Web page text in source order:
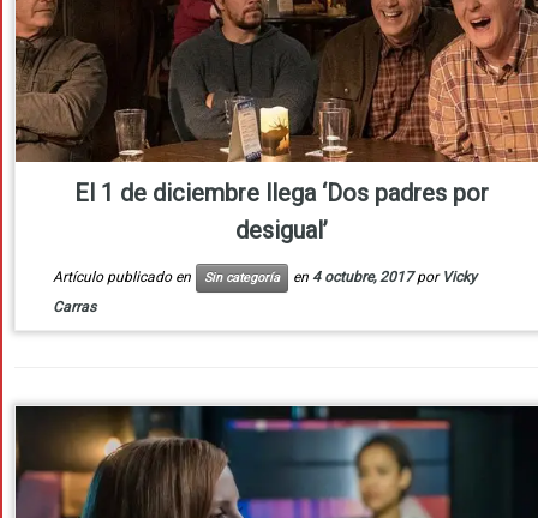
El 1 de diciembre llega ‘Dos padres por
desigual’
Artículo publicado en Sin categoría en 4 octubre, 2017 por Vicky
Carras